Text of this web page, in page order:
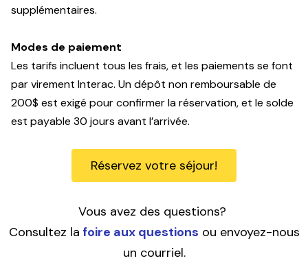
supplémentaires.
Modes de paiement
Les tarifs incluent tous les frais, et les paiements se font
parvirement Interac. Un dépôt non remboursable de
200$ est exigé pour confirmer la réservation, et le solde
est payable 30 jours avant l’arrivée.
Réservez votre séjour!
Vous avez des questions?
Consultez la foire aux questions ou envoyez-nous
un courriel.